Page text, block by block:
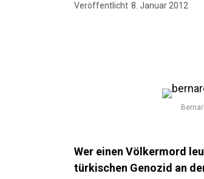
Veröffentlicht 8. Januar 2012
Wer einen Völkermord
türkischen Genozid an